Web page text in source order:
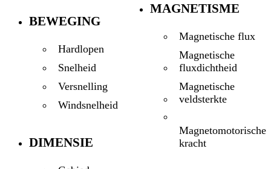
BEWEGING
Hardlopen
Snelheid
Versnelling
Windsnelheid
DIMENSIE
MAGNETISME
Magnetische flux
Magnetische
fluxdichtheid
Magnetische
veldsterkte
Magnetomotorische
kracht